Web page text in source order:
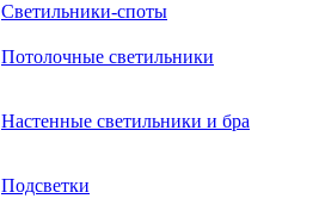
Светильники-споты
Потолочные светильники
Настенные светильники и бра
Подсветки